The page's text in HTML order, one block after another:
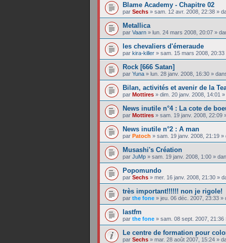
Blame Academy - Chapitre 02
par Sechs » sam. 12 avr. 2008, 22:38 »
Metallica
par Vaarn » lun. 24 mars 2008, 20:07 »
les chevaliers d'émeraude
par kira-killer » sam. 15 mars 2008, 20:33
Rock [666 Satan]
par Yuna » lun. 28 janv. 2008, 16:30 »
Bilan, activités et avenir de la
par Mottires » dim. 20 janv. 2008, 14:01 »
News inutile n°4 : La cote de
par Mottires » sam. 19 janv. 2008, 22:09
News inutile n°2 : A man
par Patoch » sam. 19 janv. 2008, 21:19 »
Musashi's Création
par JuMp » sam. 19 janv. 2008, 1:00 »
Popomundo
par Sechs » mer. 16 janv. 2008, 21:30 »
très important!!!!!! non je rigole!
par the fone » jeu. 06 déc. 2007, 23:33 »
lastfm
par the fone » sam. 08 sept. 2007, 21:36
Le centre de formation pour
par Sechs » mar. 28 août 2007, 15:24 »